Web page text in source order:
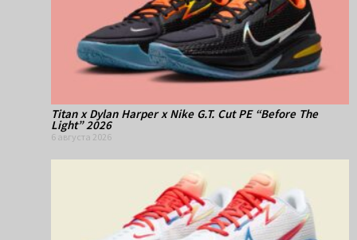
Titan x Dylan Harper x Nike G.T. Cut PE “Before The
Light” 2026
6 августа 2026